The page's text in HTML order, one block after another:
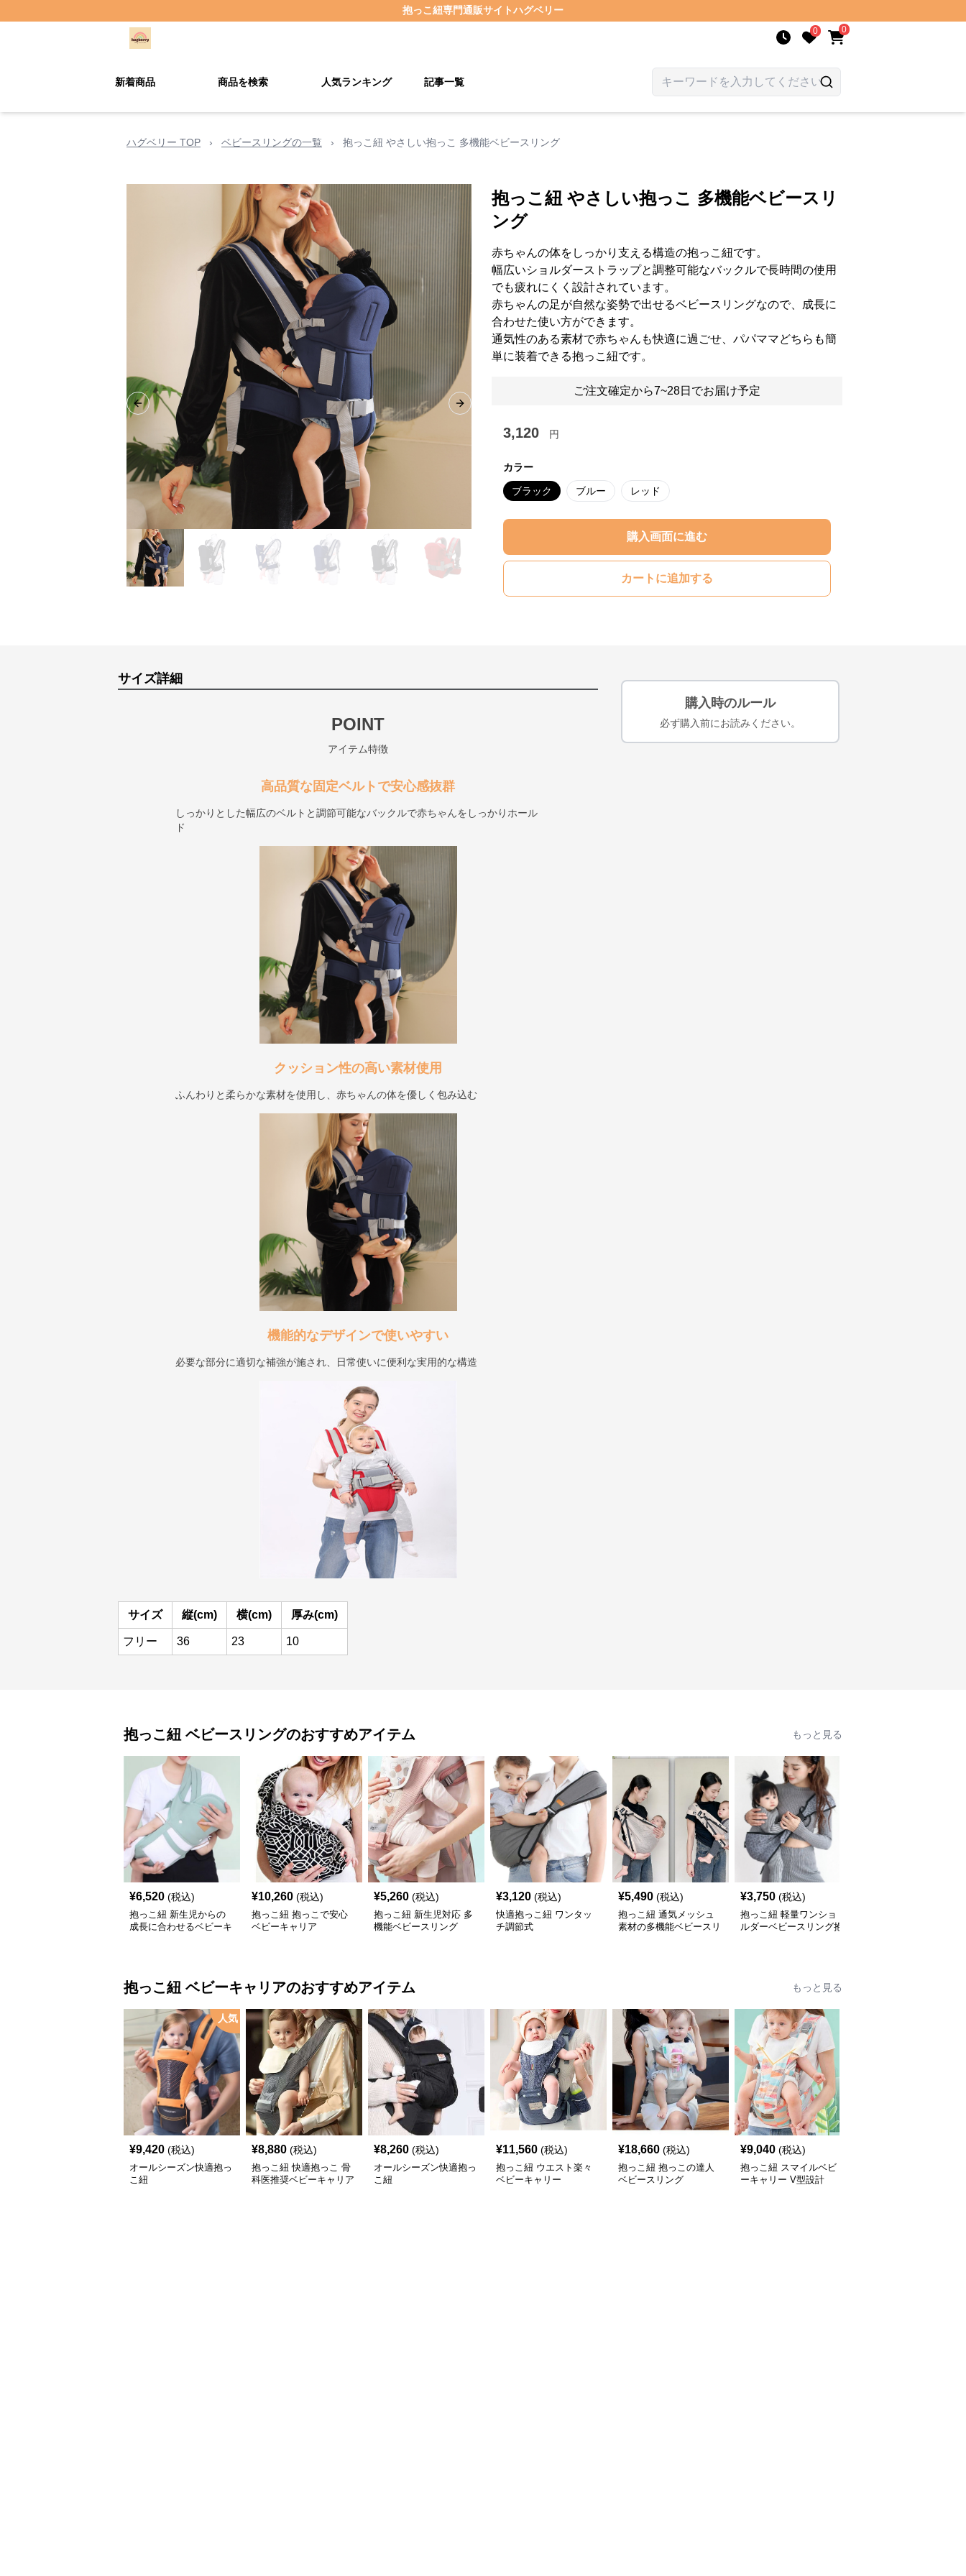
抱っこ紐専門通販サイトハグベリー
0 0
新着商品 商品を検索 人気ランキング 記事一覧
ハグベリー TOP › ベビースリングの一覧 › 抱っこ紐 やさしい抱っこ 多機能ベビースリング
Previous slide Next slide
抱っこ紐 やさしい抱っこ 多機能ベビースリ
ング
赤ちゃんの体をしっかり支える構造の抱っこ紐です。
幅広いショルダーストラップと調整可能なバックルで長時間の使用
でも疲れにくく設計されています。
赤ちゃんの足が自然な姿勢で出せるベビースリングなので、成長に
合わせた使い方ができます。
通気性のある素材で赤ちゃんも快適に過ごせ、パパママどちらも簡
単に装着できる抱っこ紐です。
ご注文確定から7~28日でお届け予定
3,120 円
カラー
ブラック ブルー レッド
購入画面に進む
カートに追加する
サイズ詳細
POINT
アイテム特徴
高品質な固定ベルトで安心感抜群
しっかりとした幅広のベルトと調節可能なバックルで赤ちゃんをしっかりホール
ド
クッション性の高い素材使用
ふんわりと柔らかな素材を使用し、赤ちゃんの体を優しく包み込む
機能的なデザインで使いやすい
必要な部分に適切な補強が施され、日常使いに便利な実用的な構造
サイズ 縦(cm) 横(cm) 厚み(cm)
フリー 36 23 10
購入時のルール
必ず購入前にお読みください。
抱っこ紐 ベビースリングのおすすめアイテム もっと見る
¥6,520 (税込)
抱っこ紐 新生児からの
成長に合わせるベビーキ
¥10,260 (税込)
抱っこ紐 抱っこで安心
ベビーキャリア
¥5,260 (税込)
抱っこ紐 新生児対応 多
機能ベビースリング
¥3,120 (税込)
快適抱っこ紐 ワンタッ
チ調節式
¥5,490 (税込)
抱っこ紐 通気メッシュ
素材の多機能ベビースリ
¥3,750 (税込)
抱っこ紐 軽量ワンショ
ルダーベビースリング抱
抱っこ紐 ベビーキャリアのおすすめアイテム もっと見る
人気
¥9,420 (税込)
オールシーズン快適抱っ
こ紐
¥8,880 (税込)
抱っこ紐 快適抱っこ 骨
科医推奨ベビーキャリア
¥8,260 (税込)
オールシーズン快適抱っ
こ紐
¥11,560 (税込)
抱っこ紐 ウエスト楽々
ベビーキャリー
¥18,660 (税込)
抱っこ紐 抱っこの達人
ベビースリング
¥9,040 (税込)
抱っこ紐 スマイルベビ
ーキャリー V型設計